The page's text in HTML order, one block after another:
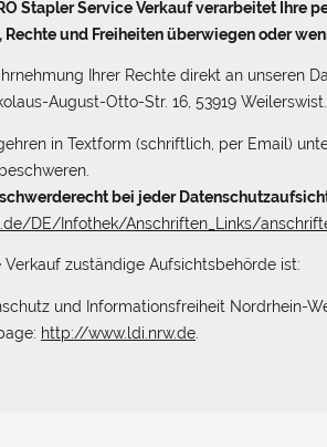
Stapler Service Verkauf verarbeitet Ihre
Rechte und Freiheiten überwiegen oder
Ihrer Rechte direkt an unseren
August-Otto-Str. 16, 53919 Weilerswist.
in Textform (schriftlich, per Email)
bei jeder
DE/Infothek/Anschriften_Links/
Verkauf zuständige Aufsichtsbehörde ist:
und Informationsfreiheit Nordrhein-
http://www.ldi.nrw.de